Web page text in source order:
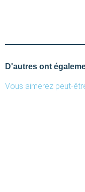
D'autres ont
Vous aimerez peut-